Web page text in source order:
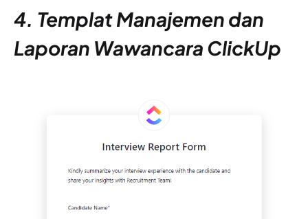
4. Templat Manajemen dan
Laporan Wawancara ClickUp